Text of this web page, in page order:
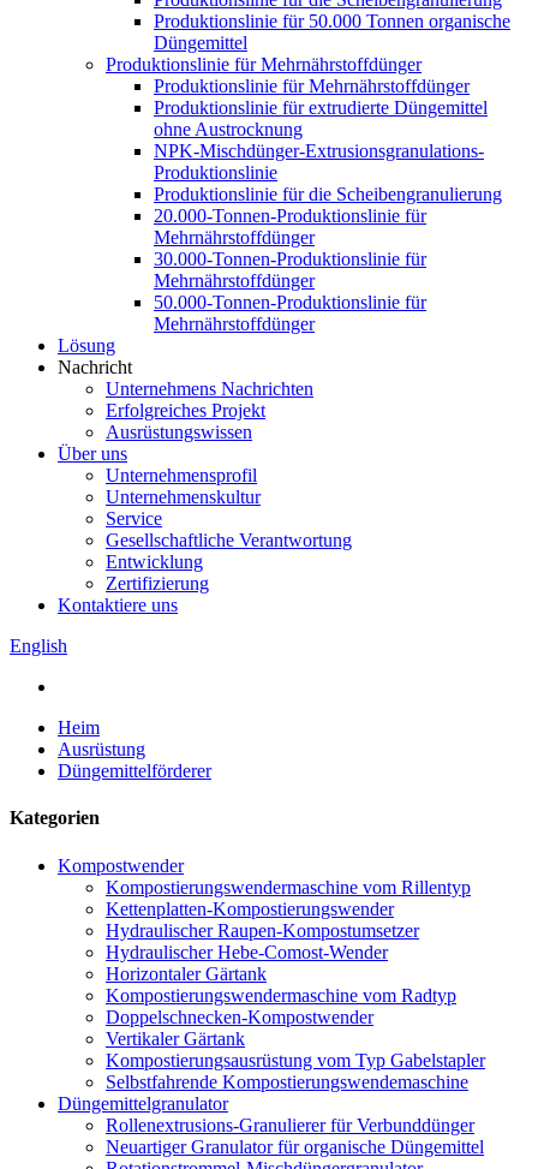
Produktionslinie für 50.000 Tonnen organische
Düngemittel
Produktionslinie für Mehrnährstoffdünger
Produktionslinie für Mehrnährstoffdünger
Produktionslinie für extrudierte Düngemittel
ohne Austrocknung
NPK-Mischdünger-Extrusionsgranulations-
Produktionslinie
Produktionslinie für die Scheibengranulierung
20.000-Tonnen-Produktionslinie für
Mehrnährstoffdünger
30.000-Tonnen-Produktionslinie für
Mehrnährstoffdünger
50.000-Tonnen-Produktionslinie für
Mehrnährstoffdünger
Lösung
Nachricht
Unternehmens Nachrichten
Erfolgreiches Projekt
Ausrüstungswissen
Über uns
Unternehmensprofil
Unternehmenskultur
Service
Gesellschaftliche Verantwortung
Entwicklung
Zertifizierung
Kontaktiere uns
English
Heim
Ausrüstung
Düngemittelförderer
Kategorien
Kompostwender
Kompostierungswendermaschine vom Rillentyp
Kettenplatten-Kompostierungswender
Hydraulischer Raupen-Kompostumsetzer
Hydraulischer Hebe-Comost-Wender
Horizontaler Gärtank
Kompostierungswendermaschine vom Radtyp
Doppelschnecken-Kompostwender
Vertikaler Gärtank
Kompostierungsausrüstung vom Typ Gabelstapler
Selbstfahrende Kompostierungswendemaschine
Düngemittelgranulator
Rollenextrusions-Granulierer für Verbunddünger
Neuartiger Granulator für organische Düngemittel